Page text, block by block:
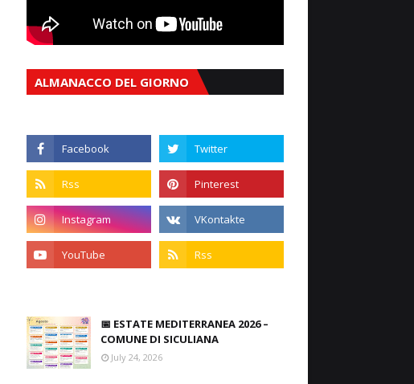
ALMANACCO DEL GIORNO
📅 ESTATE MEDITERRANEA 2026 –
COMUNE DI SICULIANA
July 24, 2026